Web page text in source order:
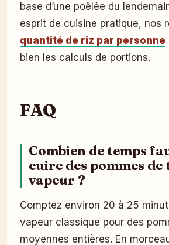
base d’une poêlée du
esprit de cuisine pratique, nos
quantité de riz par personne
bien les calculs de portions.
FAQ
Combien de temps
cuire des pommes
vapeur ?
Comptez environ 20 à 25
vapeur classique pour des
moyennes entières. En